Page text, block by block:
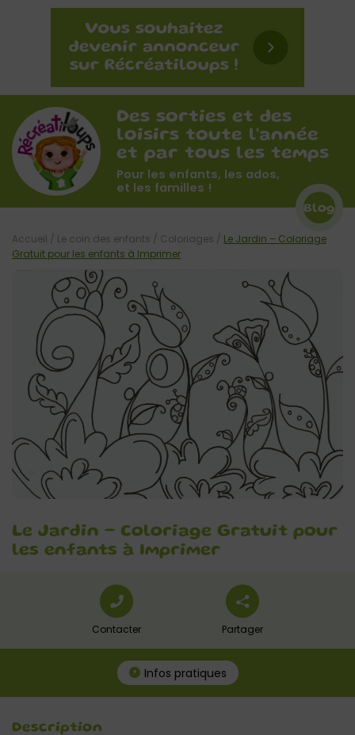
Des sorties et des
loisirs toute l'année
et par tous les temps
Pour les enfants, les ados,
et les familles !
Blog
Le Jardin – Coloriage Gratuit pour
les enfants à Imprimer
Accueil / Le coin des enfants / Coloriages / Le Jardin – Coloriage
Gratuit pour les enfants à Imprimer
Contacter Partager
Infos pratiques
Description